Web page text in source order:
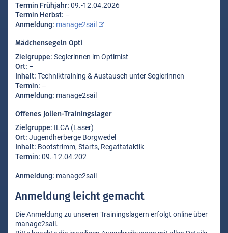
Termin Frühjahr: 09.-12.04.2026
Termin Herbst: –
Anmeldung: manage2sail
Mädchensegeln Opti
Zielgruppe: Seglerinnen im Optimist
Ort: –
Inhalt: Techniktraining & Austausch unter Seglerinnen
Termin: –
Anmeldung: manage2sail
Offenes Jollen-Trainingslager
Zielgruppe: ILCA (Laser)
Ort: Jugendherberge Borgwedel
Inhalt: Bootstrimm, Starts, Regattataktik
Termin: 09.-12.04.202
Anmeldung: manage2sail
Anmeldung leicht gemacht
Die Anmeldung zu unseren Trainingslagern erfolgt online über
manage2sail.